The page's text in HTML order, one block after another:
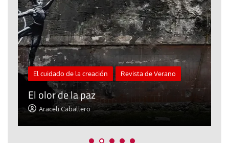
El cuidado de la creación Revista de Verano
El olor de la paz
Araceli Caballero